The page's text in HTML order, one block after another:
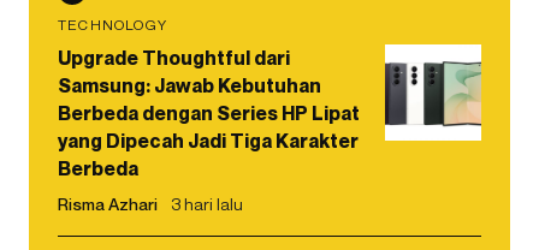
TECHNOLOGY
Upgrade Thoughtful dari
Samsung: Jawab Kebutuhan
Berbeda dengan Series HP Lipat
yang Dipecah Jadi Tiga Karakter
Berbeda
Risma Azhari 3 hari lalu